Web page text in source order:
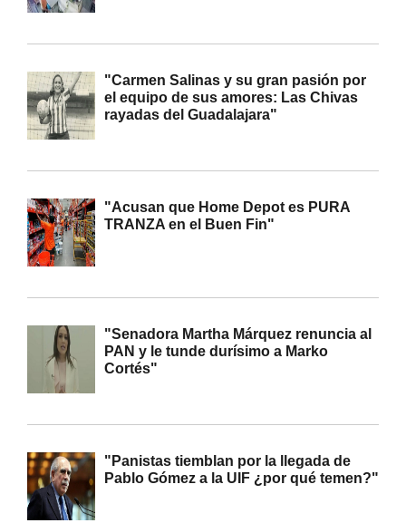
"Carmen Salinas y su gran pasión por
el equipo de sus amores: Las Chivas
rayadas del Guadalajara"
"Acusan que Home Depot es PURA
TRANZA en el Buen Fin"
"Senadora Martha Márquez renuncia al
PAN y le tunde durísimo a Marko
Cortés"
"Panistas tiemblan por la llegada de
Pablo Gómez a la UIF ¿por qué temen?"